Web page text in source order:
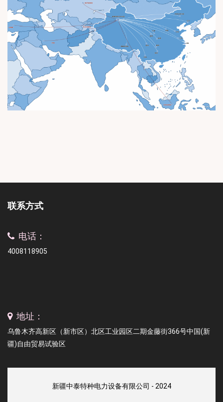
联系方式
电话：
4008118905
地址：
乌鲁木齐高新区（新市区）北区工业园区二期金藤街366号中国(新
疆)自由贸易试验区
新疆中泰特种电力设备有限公司 - 2024